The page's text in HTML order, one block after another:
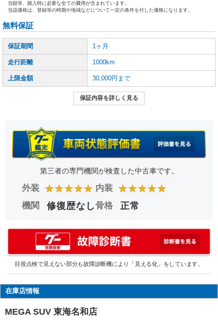
当額等、購入時に必要な全ての費用が含まれています。
当該価格は、登録等の時期や地域などについて一定の条件を付した価格になります。
無料保証
保証期間 1ヶ月
走行距離 1000km
上限金額 30,000円まで
保証内容を詳しく見る
第三者の専門機関が検査した中古車です。
外装 ★★★★★
機関 修復歴なし
内装 ★★★★★
骨格 正常
目視点検で見えない部分も故障診断機により「見える化」をしています。
在庫店情報
MEGA SUV 東海名和店